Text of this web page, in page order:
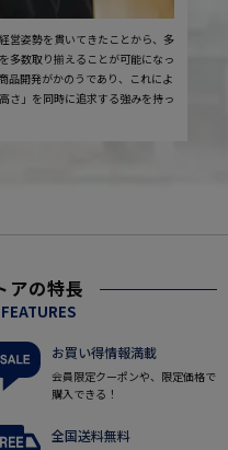
営姿勢を貫いてきたことから、多
多数取り揃えることが可能になっ
品開発がかのうであり、これによ
さ」を同時に追求する強みを持っ
アの特長
お買い得情報満載
会員限定クーポンや、限定価格で
購入できる！
全国送料無料